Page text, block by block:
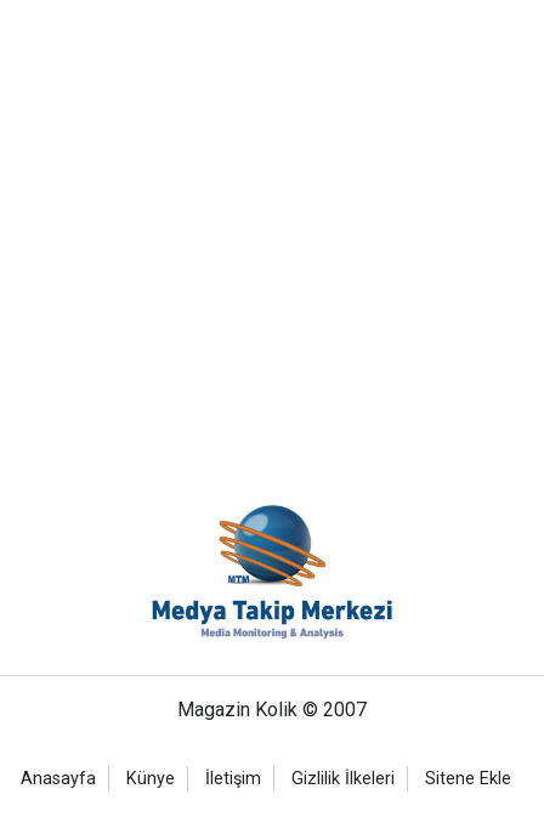
Magazin Kolik © 2007
Anasayfa Künye İletişim Gizlilik İlkeleri Sitene Ekle